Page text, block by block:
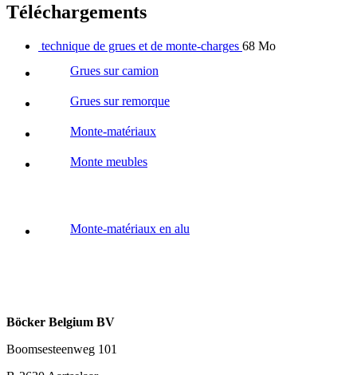
Téléchargements
technique de grues et de monte-charges 68 Mo
Grues sur camion
Grues sur remorque
Monte-matériaux
Monte meubles
Monte-matériaux en alu
Böcker Belgium BV
Boomsesteenweg 101